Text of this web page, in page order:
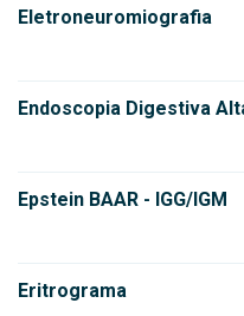
Eletroneuromiografia
Endoscopia Digestiva
Epstein BAAR - IGG/IGM
Eritrograma